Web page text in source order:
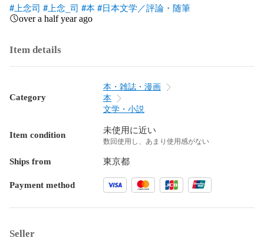
#上念司 #上念_司 #本#日本文学／評論・随筆
over a half year ago
Item details
Category
本・雑誌・漫画
本
文学・小説
Item condition 未使用に近い
数回使用し、あまり使用感がない
Ships from 東京都
Payment method
Seller